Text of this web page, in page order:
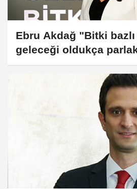
Ebru Akdağ "Bitki bazlı
geleceği oldukça